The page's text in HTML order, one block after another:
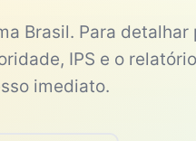
Brasil. Para detalhar
IPS e o relatório
imediato.